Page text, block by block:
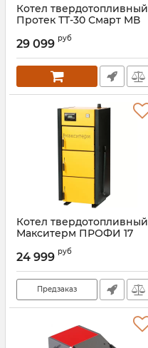
Котел твердотопливный
Протек ТТ-30 Смарт МВ
00000027510
29 099 руб
Котел твердотопливный
Макситерм ПРОФИ 17
00000027117
24 999 руб
Предзаказ